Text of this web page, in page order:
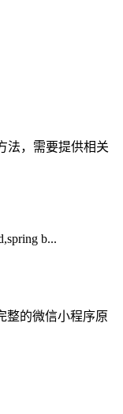
法，需要提供相关
b...
整的微信小程序原